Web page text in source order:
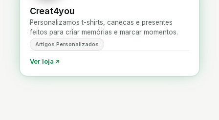
Creat4you
Personalizamos t-shirts, canecas e presentes
feitos para criar memórias e marcar momentos.
Artigos Personalizados
Ver loja